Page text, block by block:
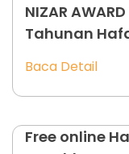
NIZAR
Tahunan
Baca Detail
Free online